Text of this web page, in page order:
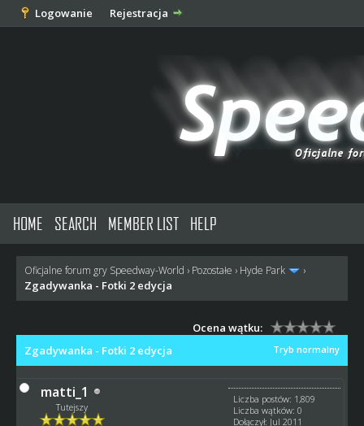
Logowanie Rejestracja
HOME SEARCH MEMBER LIST HELP
Oficjalne forum gry Speedway-World › Pozostałe › Hyde Park ›
Zgadywanka - Fotki 2 edycja
Ocena wątku:
Tryb normalny
Zgadywanka - Fotki 2 edycja
matti_1
Tutejszy
Liczba postów: 1,809
Liczba wątków: 0
Dołączył: Jul 2011